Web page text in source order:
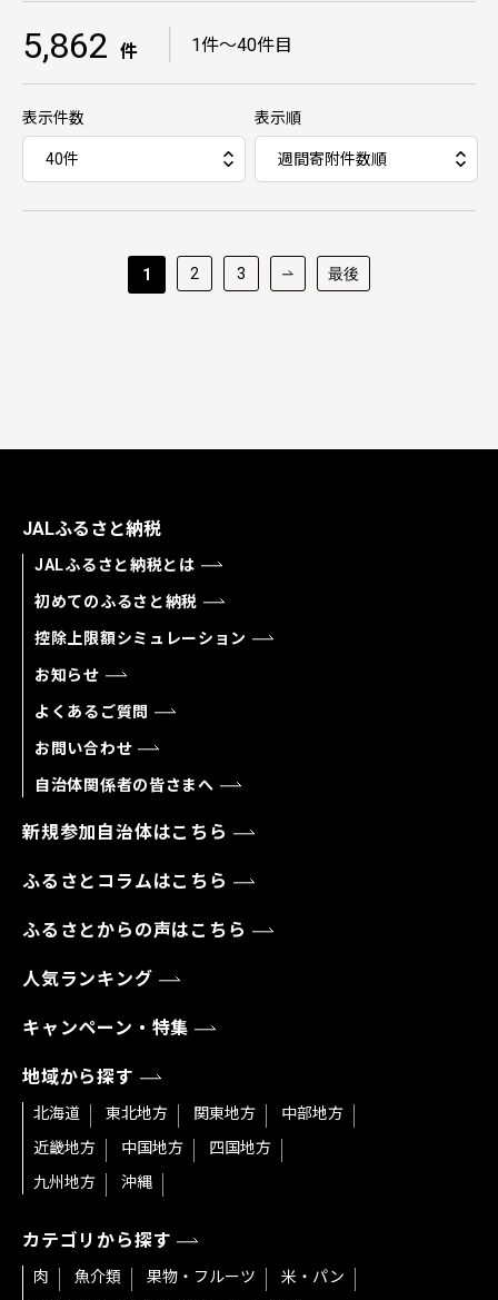
5,862 件 1件～40件目
表示件数 表示順
1 2 3 最後
JALふるさと納税
JALふるさと納税とは
初めてのふるさと納税
控除上限額シミュレーション
お知らせ
よくあるご質問
お問い合わせ
自治体関係者の皆さまへ
新規参加自治体はこちら
ふるさとコラムはこちら
ふるさとからの声はこちら
人気ランキング
キャンペーン・特集
地域から探す
北海道 東北地方 関東地方
中部地方
近畿地方
中国地方
四国地方
九州地方
沖縄
カテゴリから探す
肉 魚介類 果物・フルーツ
米・パン